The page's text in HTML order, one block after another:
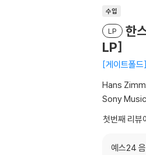
수입
LP
한
LP]
게이트폴드
Hans
Sony Music
첫번째 리뷰
예스24